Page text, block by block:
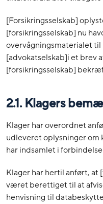
[Forsikringsselskab]
[forsikringsselskab] nu
overvågningsmaterialet
[advokatselskab]i et brev
[forsikringsselskab]
2.1. Klagers
Klager har overordnet
udleveret oplysninger om
har indsamlet i
Klager har hertil anført, at
været berettiget til at
henvisning til